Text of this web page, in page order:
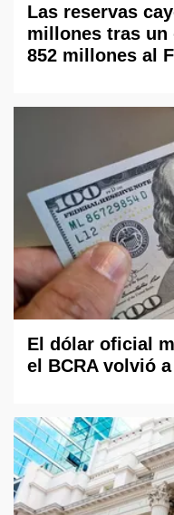
Las reservas
millones tras un
852 millones al
El dólar oficial
el BCRA volvió